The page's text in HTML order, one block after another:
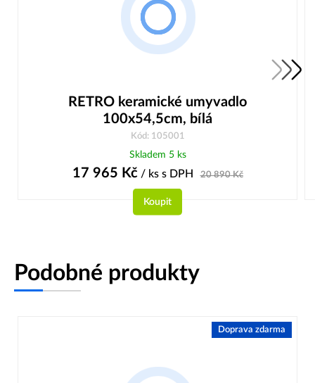
RETRO keramické umyvadlo
100x54,5cm, bílá
Kód: 105001
Skladem 5 ks
17 965 Kč/ ks s DPH 20 890Kč
Koupit
Podobné produkty
Doprava zdarma